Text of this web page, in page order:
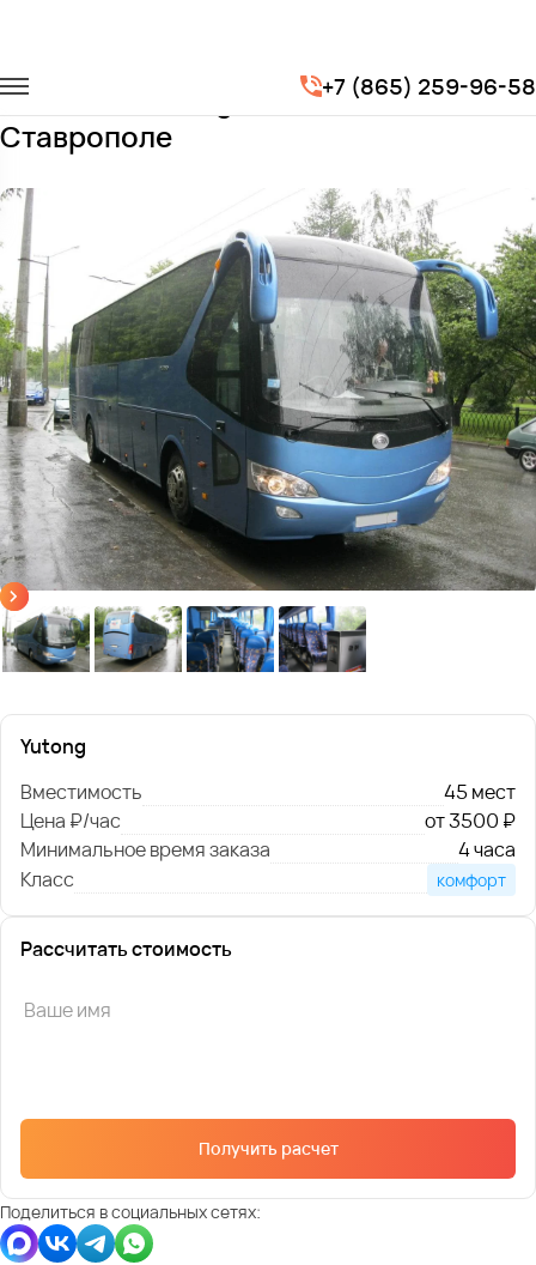
+7 (865) 259-96-58
Yutong
Заказать Yutong с водителем в
Ставрополе
Yutong
Вместимость
45 мест
Цена ₽/час
от 3500 ₽
Минимальное время заказа
4 часа
Класс
комфорт
Рассчитать стоимость
Получить расчет
Поделиться в социальных сетях: